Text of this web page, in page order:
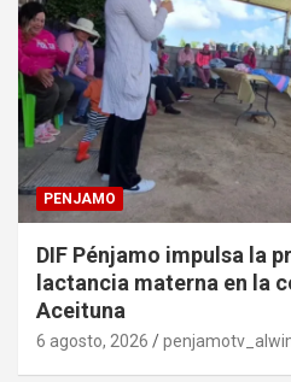
PENJAMO
DIF Pénjamo impulsa la
lactancia materna en la
Aceituna
6 agosto, 2026